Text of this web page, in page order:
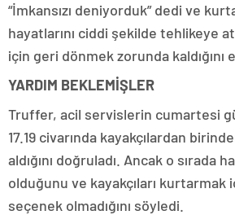
“İmkansızı deniyorduk” dedi ve
hayatlarını ciddi şekilde tehlikeye
için geri dönmek zorunda kaldığını
YARDIM BEKLEMİŞLER
Truffer, acil servislerin cumartesi
17.19 civarında kayakçılardan
aldığını doğruladı. Ancak o sırada
olduğunu ve kayakçıları kurtarmak
seçenek olmadığını söyledi.